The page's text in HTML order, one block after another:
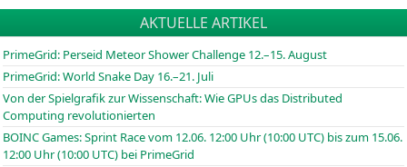
AKTUELLE ARTIKEL
PrimeGrid: Perseid Meteor Shower Challenge 12.–15. August
PrimeGrid: World Snake Day 16.–21. Juli
Von der Spielgrafik zur Wissenschaft: Wie GPUs das Distributed
Computing revolutionierten
BOINCGames: Sprint Race vom 12.06. 12:00 Uhr (10:00 UTC) bis zum 15.06.
12:00 Uhr (10:00 UTC) bei PrimeGrid